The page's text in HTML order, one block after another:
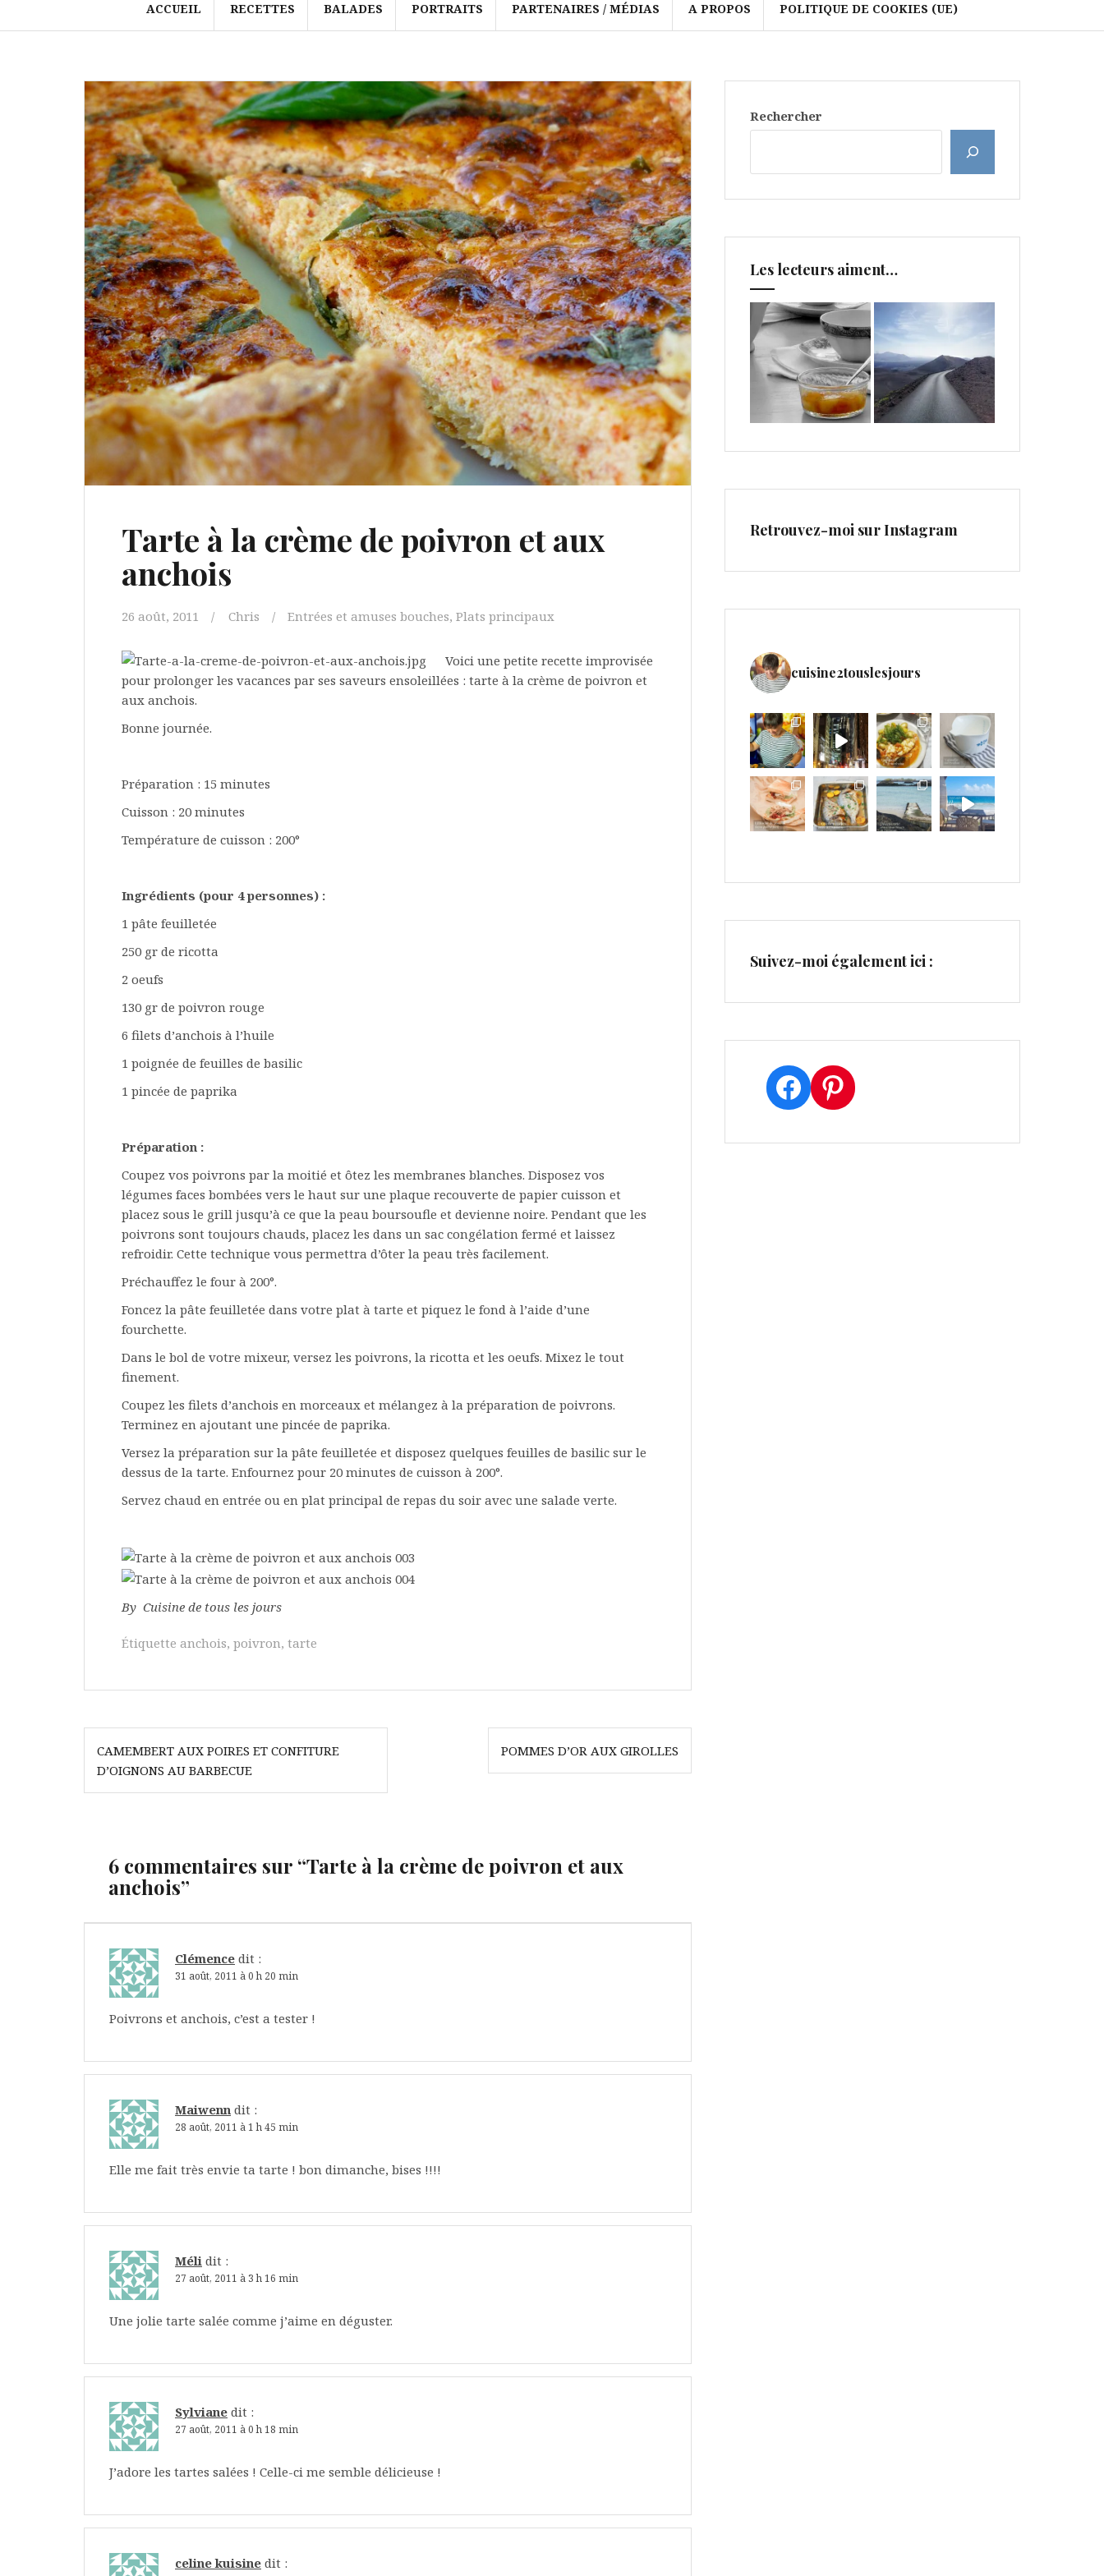
ACCUEIL RECETTES BALADES PORTRAITS PARTENAIRES / MÉDIAS A PROPOS POLITIQUE DE COOKIES (UE)
Tarte à la crème de poivron et aux
anchois
26 août, 2011 Chris Entrées et amuses bouches, Plats principaux
Voici une petite recette improvisée
pour prolonger les vacances par ses saveurs ensoleillées : tarte à la crème de poivron et
aux anchois.
Bonne journée.
Préparation : 15 minutes
Cuisson : 20 minutes
Température de cuisson : 200°
Ingrédients (pour 4 personnes) :
1 pâte feuilletée
250 gr de ricotta
2 oeufs
130 gr de poivron rouge
6 filets d’anchois à l’huile
1 poignée de feuilles de basilic
1 pincée de paprika
Préparation :
Coupez vos poivrons par la moitié et ôtez les membranes blanches. Disposez vos
légumes faces bombées vers le haut sur une plaque recouverte de papier cuisson et
placez sous le grill jusqu’à ce que la peau boursoufle et devienne noire. Pendant que les
poivrons sont toujours chauds, placez les dans un sac congélation fermé et laissez
refroidir. Cette technique vous permettra d’ôter la peau très facilement.
Préchauffez le four à 200°.
Foncez la pâte feuilletée dans votre plat à tarte et piquez le fond à l’aide d’une
fourchette.
Dans le bol de votre mixeur, versez les poivrons, la ricotta et les oeufs. Mixez le tout
finement.
Coupez les filets d’anchois en morceaux et mélangez à la préparation de poivrons.
Terminez en ajoutant une pincée de paprika.
Versez la préparation sur la pâte feuilletée et disposez quelques feuilles de basilic sur le
dessus de la tarte. Enfournez pour 20 minutes de cuisson à 200°.
Servez chaud en entrée ou en plat principal de repas du soir avec une salade verte.
By Cuisine de tous les jours
Étiquette anchois, poivron, tarte
Navigation
de
l’article
CAMEMBERT AUX POIRES ET CONFITURE
D’OIGNONS AU BARBECUE
POMMES D’OR AUX GIROLLES
6 commentaires sur “Tarte à la crème de poivron et aux
anchois”
Clémence dit :
31 août, 2011 à 0 h 20 min
Poivrons et anchois, c’est a tester !
Maiwenn dit :
28 août, 2011 à 1 h 45 min
Elle me fait très envie ta tarte ! bon dimanche, bises !!!!
Méli dit :
27 août, 2011 à 3 h 16 min
Une jolie tarte salée comme j’aime en déguster.
Sylviane dit :
27 août, 2011 à 0 h 18 min
J’adore les tartes salées ! Celle-ci me semble délicieuse !
celine kuisine dit :
Rechercher
Les lecteurs aiment…
Retrouvez-moi sur Instagram
cuisine2touslesjours
Suivez-moi également ici :
Facebook
Pinterest